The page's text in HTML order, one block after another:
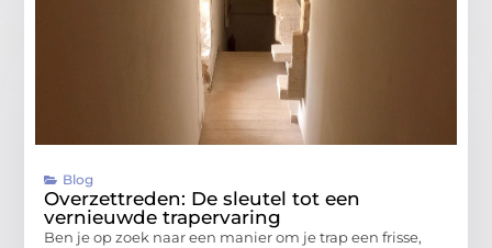
Blog
Overzettreden: De sleutel tot een
vernieuwde trapervaring
Ben je op zoek naar een manier om je trap een frisse,